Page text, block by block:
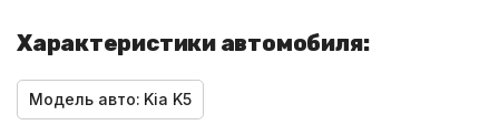
Характеристики автомобиля:
Модель авто: Kia K5